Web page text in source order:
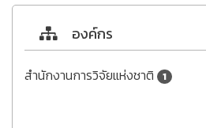
องค์กร
สำนักงานการวิจัยแห่งชาติ 1